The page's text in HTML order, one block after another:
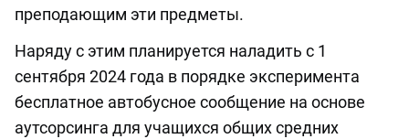
преподающим эти предметы.
Наряду с этим планируется наладить с 1
сентября 2024 года в порядке эксперимента
бесплатное автобусное сообщение на основе
аутсорсинга для учащихся общих средних